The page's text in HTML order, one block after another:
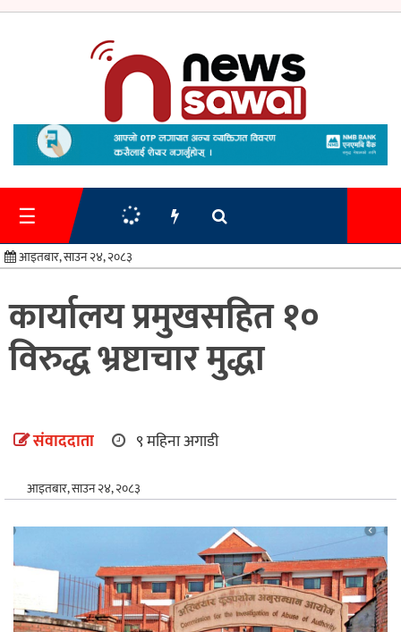
गृहपृष्ठ
समाचार
प्रशासन
स्वास्थ्य/
शिक्षा
अन्तर्राष्ट्रिय
☰
आइतबार, साउन २४, २०८३
कार्यालय प्रमुखसहित १०
विरुद्ध भ्रष्टाचार मुद्धा
संवाददाता ९ महिना अगाडी
आइतबार, साउन २४, २०८३